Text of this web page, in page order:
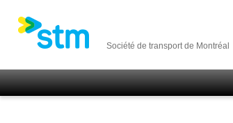
Société de transport de Montréal